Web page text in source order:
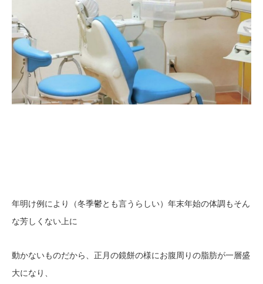
年明け例により（冬季鬱とも言うらしい）年末年始の体調もそん
な芳しくない上に
動かないものだから、正月の鏡餅の様にお腹周りの脂肪が一層盛
大になり、